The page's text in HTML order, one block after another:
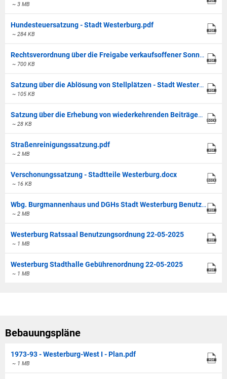
~ 3 MB
Hundesteuersatzung - Stadt Westerburg.pdf
~ 284 KB
Rechtsverordnung über die Freigabe verkaufsoffener Sonntage in der Stadt Westerburg 2018 - Stadt Westerburg.pdf
~ 700 KB
Satzung über die Ablösung von Stellplätzen - Stadt Westerburg.pdf
~ 105 KB
Satzung über die Erhebung von wiederkehrenden Beiträgen für den Ausbau von Verkehrsanlagen - Stadtteile Westerburg.docx
~ 28 KB
Straßenreinigungssatzung.pdf
~ 2 MB
Verschonungssatzung - Stadtteile Westerburg.docx
~ 16 KB
Wbg. Burgmannenhaus und DGHs Stadt Westerburg Benutzungs- und Gebührenordnung 17-02-2023
~ 2 MB
Westerburg Ratssaal Benutzungsordnung 22-05-2025
~ 1 MB
Westerburg Stadthalle Gebührenordnung 22-05-2025
~ 1 MB
Bebauungspläne
1973-93 - Westerburg-West I - Plan.pdf
~ 1 MB